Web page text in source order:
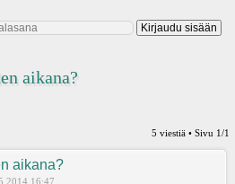
aikana?
5 viestiä • Sivu 1/1
aikana?
16:47